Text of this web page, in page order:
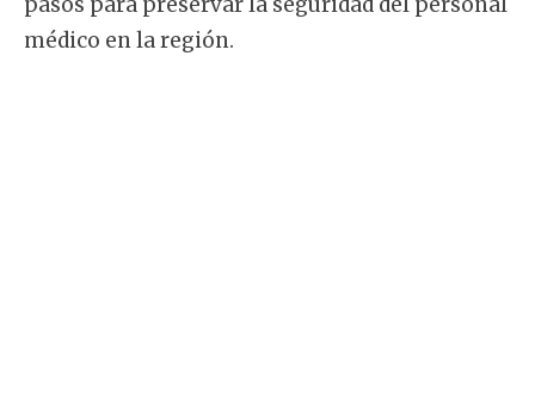
médico en la región.